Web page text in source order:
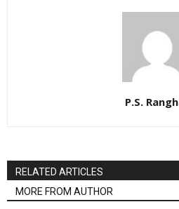
P.S.
RELATED ARTICLES
MORE FROM AUTHOR